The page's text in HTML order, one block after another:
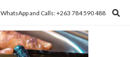
WhatsApp and Calls: +263 784 590 488